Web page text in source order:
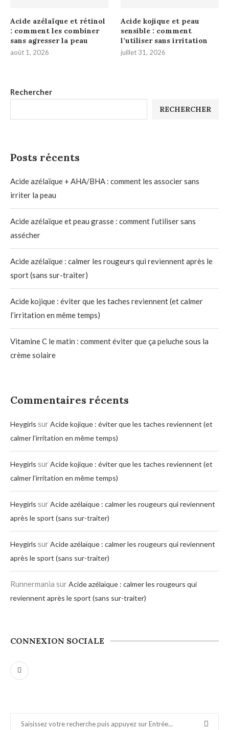
Rechercher
RECHERCHER
Posts récents
Acide azélaïque + AHA/BHA : comment les associer sans
irriter la peau
Acide azélaïque et peau grasse : comment l’utiliser sans
assécher
Acide azélaïque : calmer les rougeurs qui reviennent après le
sport (sans sur-traiter)
Acide kojique : éviter que les taches reviennent (et calmer
l’irritation en même temps)
Vitamine C le matin : comment éviter que ça peluche sous la
crème solaire
Commentaires récents
Heygirls surAcide kojique : éviter que les taches reviennent (et
calmer l’irritation en même temps)
Heygirls surAcide kojique : éviter que les taches reviennent (et
calmer l’irritation en même temps)
Heygirls surAcide azélaïque : calmer les rougeurs qui reviennent
après le sport (sans sur-traiter)
Heygirls surAcide azélaïque : calmer les rougeurs qui reviennent
après le sport (sans sur-traiter)
Runnermania surAcide azélaïque : calmer les rougeurs qui
reviennent après le sport (sans sur-traiter)
CONNEXION SOCIALE
Acide azélaïque et rétinol
: comment les combiner
sans agresser la peau
août 1, 2026
Acide kojique et peau
sensible : comment
l’utiliser sans irritation
juillet 31, 2026